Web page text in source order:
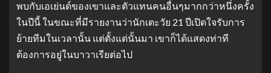
พบกับเอเย่นต์ของเขาและตัวแทนคนอื่นๆมากกว่าหนึ่งครั้ง
ในปีนี้ ในขณะที่มีรายงานว่านักเตะวัย 21 ปีเปิดใจรับการ
ย้ายทีมในเวลานั้น แต่ตั้งแต่นั้นมา เขาก็ได้แสดงท่าที
ต้องการอยู่ในบาวาเรียต่อไป